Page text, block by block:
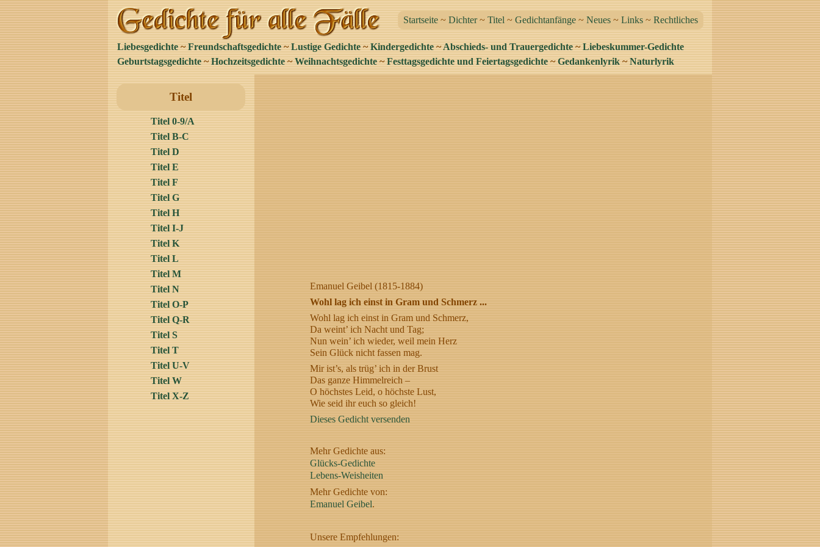
Startseite ~ Dichter~ Titel ~ Gedichtanfänge ~ Neues ~ Links ~ Rechtliches
Liebesgedichte ~ Freundschaftsgedichte ~ Lustige Gedichte ~ Kindergedichte ~ Abschieds- und Trauergedichte ~ Liebeskummer-Gedichte
Geburtstagsgedichte ~ Hochzeitsgedichte ~ Weihnachtsgedichte ~ Festtagsgedichte und Feiertagsgedichte ~ Gedankenlyrik ~ Naturlyrik
Emanuel Geibel (1815-1884)
Wohl lag ich einst in Gram und Schmerz ...
Wohl lag ich einst in Gram und Schmerz,
Da weint’ ich Nacht und Tag;
Nun wein’ ich wieder, weil mein Herz
Sein Glück nicht fassen mag.
Mir ist’s, als trüg’ ich in der Brust
Das ganze Himmelreich –
O höchstes Leid, o höchste Lust,
Wie seid ihr euch so gleich!
Dieses Gedicht versenden
Mehr Gedichte aus:
Glücks-Gedichte
Lebens-Weisheiten
Mehr Gedichte von:
Emanuel Geibel.
Unsere Empfehlungen:
Titel
Titel 0-9/A
Titel B-C
Titel D
Titel E
Titel F
Titel G
Titel H
Titel I-J
Titel K
Titel L
Titel M
Titel N
Titel O-P
Titel Q-R
Titel S
Titel T
Titel U-V
Titel W
Titel X-Z